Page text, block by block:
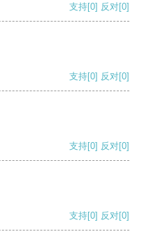
支持[0] 反对[0]
支持[0] 反对[0]
支持[0] 反对[0]
支持[0] 反对[0]